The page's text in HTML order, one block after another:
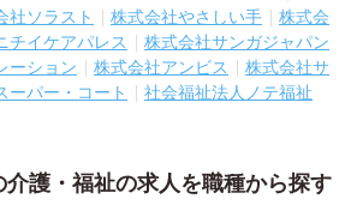
社ソラスト 株式会社やさしい手
株式会
チイケアパレス
株式会社サンガジャパン
ーション
株式会社アンビス
株式会社サ
ーパー・コート
社会福祉法人ノテ福祉
護・福祉の求人を職種から探す